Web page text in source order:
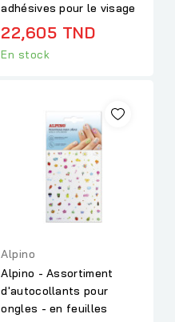
adhésives pour le visage
22,605 TND
En stock
Alpino
Alpino - Assortiment
d'autocollants pour
ongles - en feuilles